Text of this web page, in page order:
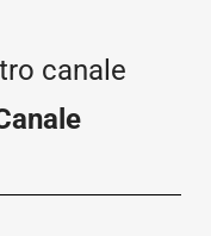
canale